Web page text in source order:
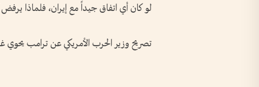
لو كان أي اتفاق جيداً مع إيران، فلماذا
تصريح وزير الحرب الأمريكي عن ترامب يحوي